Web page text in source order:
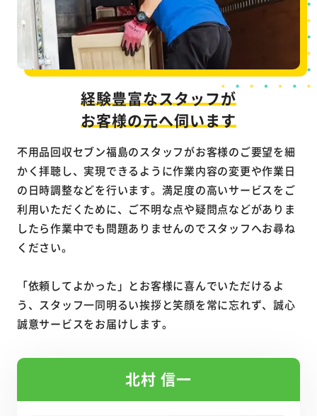
経験豊富なスタッフが
お客様の元へ伺います
不用品回収セブン福島のスタッフがお客様のご要望を細
かく拝聴し、実現できるように作業内容の変更や作業日
の日時調整などを行います。満足度の高いサービスをご
利用いただくために、ご不明な点や疑問点などがありま
したら作業中でも問題ありませんのでスタッフへお尋ね
ください。
「依頼してよかった」とお客様に喜んでいただけるよ
う、スタッフ一同明るい挨拶と笑顔を常に忘れず、誠心
誠意サービスをお届けします。
北村 信一